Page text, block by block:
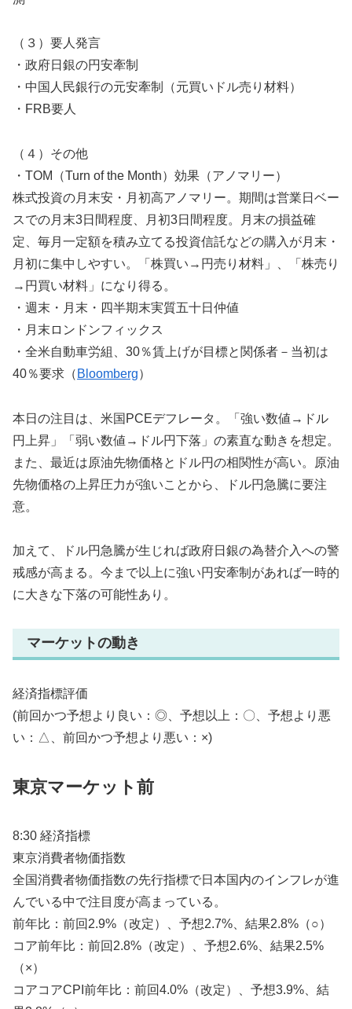
（３）要人発言
・政府日銀の円安牽制
・中国人民銀行の元安牽制（元買いドル売り材料）
・FRB要人
（４）その他
・TOM（Turn of the Month）効果（アノマリー）
株式投資の月末安・月初高アノマリー。期間は営業日ベー
スでの月末3日間程度、月初3日間程度。月末の損益確
定、毎月一定額を積み立てる投資信託などの購入が月末・
月初に集中しやすい。「株買い→円売り材料」、「株売り
→円買い材料」になり得る。
・週末・月末・四半期末実質五十日仲値
・月末ロンドンフィックス
・全米自動車労組、30％賃上げが目標と関係者－当初は
40％要求（ Bloomberg）
本日の注目は、米国PCEデフレータ。「強い数値→ドル
円上昇」「弱い数値→ドル円下落」の素直な動きを想定。
また、最近は原油先物価格とドル円の相関性が高い。原油
先物価格の上昇圧力が強いことから、ドル円急騰に要注
意。
加えて、ドル円急騰が生じれば政府日銀の為替介入への警
戒感が高まる。今まで以上に強い円安牽制があれば一時的
に大きな下落の可能性あり。
マーケットの動き
経済指標評価
(前回かつ予想より良い：◎、予想以上：〇、予想より悪
い：△、前回かつ予想より悪い：×)
東京マーケット前
8:30 経済指標
東京消費者物価指数
全国消費者物価指数の先行指標で日本国内のインフレが進
んでいる中で注目度が高まっている。
前年比：前回2.9%（改定）、予想2.7%、結果2.8%（○）
コア前年比：前回2.8%（改定）、予想2.6%、結果2.5%
（×）
コアコアCPI前年比：前回4.0%（改定）、予想3.9%、結